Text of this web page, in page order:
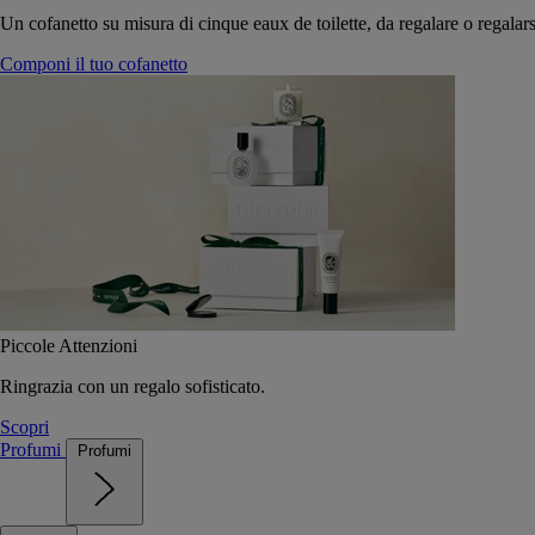
Un cofanetto su misura di cinque eaux de toilette, da regalare o
Componi il tuo cofanetto
Piccole Attenzioni
Ringrazia con un regalo sofisticato.
Scopri
Profumi
Profumi